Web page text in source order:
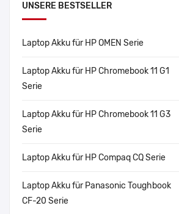
UNSERE BESTSELLER
Laptop Akku für HP OMEN Serie
Laptop Akku für HP Chromebook 11 G1
Serie
Laptop Akku für HP Chromebook 11 G3
Serie
Laptop Akku für HP Compaq CQ Serie
Laptop Akku für Panasonic Toughbook
CF-20 Serie